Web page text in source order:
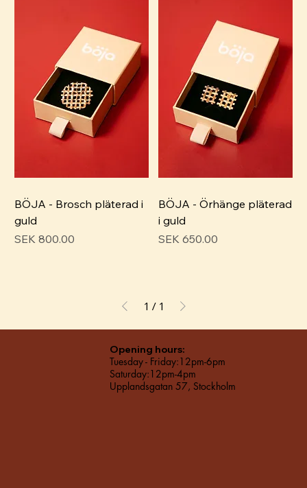
BÖJA - Brosch pläterad i
guld
Price
SEK 800.00
BÖJA - Örhänge pläterad
i guld
Price
SEK 650.00
1 / 1
Opening hours:
Tuesday - Friday:12pm-6pm
Saturday:12pm-4pm
Upplandsgatan 57, Stockholm